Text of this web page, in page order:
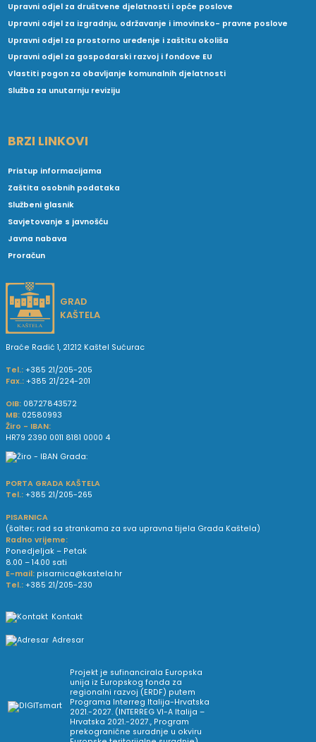
Upravni odjel za društvene djelatnosti i opće poslove
Upravni odjel za izgradnju, održavanje i imovinsko- pravne poslove
Upravni odjel za prostorno uređenje i zaštitu okoliša
Upravni odjel za gospodarski razvoj i fondove EU
Vlastiti pogon za obavljanje komunalnih djelatnosti
Služba za unutarnju reviziju
BRZI LINKOVI
Pristup informacijama
Zaštita osobnih podataka
Službeni glasnik
Savjetovanje s javnošću
Javna nabava
Proračun
GRAD
KAŠTELA
Braće Radić 1, 21212 Kaštel Sućurac
Tel.: +385 21/205-205
Fax.: +385 21/224-201
OIB: 08727843572
MB: 02580993
Žiro - IBAN:
HR79 2390 0011 8181 0000 4
PORTA GRADA KAŠTELA
Tel.: +385 21/205-265
PISARNICA
(šalter; rad sa strankama za sva upravna tijela Grada Kaštela)
Radno vrijeme:
Ponedjeljak – Petak
8.00 – 14.00 sati
E-mail: pisarnica@kastela.hr
Tel.: +385 21/205-230
Kontakt
Adresar
Projekt je sufinancirala Europska
unija iz Europskog fonda za
regionalni razvoj (ERDF) putem
Programa Interreg Italija-Hrvatska
2021.-2027. (INTERREG VI-A Italija –
Hrvatska 2021.-2027., Program
prekogranične suradnje u okviru